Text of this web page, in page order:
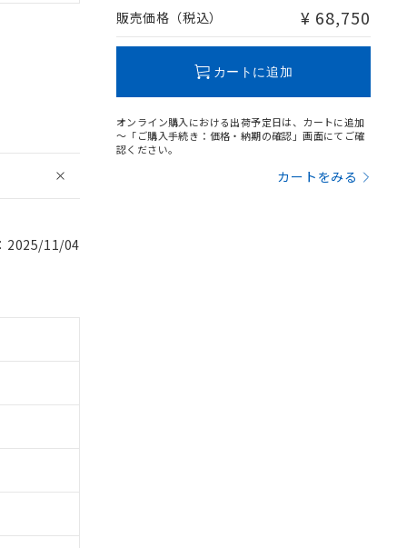
2025/11/04
販売価格（税込） ¥ 68,750
カートに追加
オンライン購入における出荷予定日は、カートに追加
～「ご購入手続き：価格・納期の確認」画面にてご確
認ください。
カートをみる